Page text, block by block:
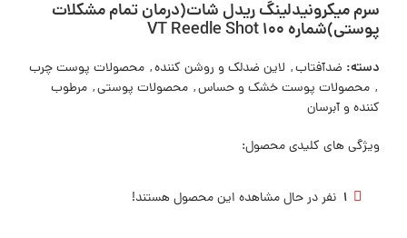
سرم میکرونیدلینگ ریدل شات(درمان تمام مشکلات
پوستی)شماره ۱۰۰ VT Reedle Shot
دسته: ضدآفتاب, لاین ضدلک و روشن کننده, محصولات پوست چرب
, محصولات پوست خشک و حساس, محصولات پوستی, مرطوب
کننده و آبرسان
ویژگی های کلیدی محصول:
1 نفر در حال مشاهده این محصول هستند!